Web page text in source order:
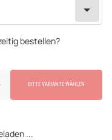
bestellen?
BITTE VARIANTE WÄHLEN
...